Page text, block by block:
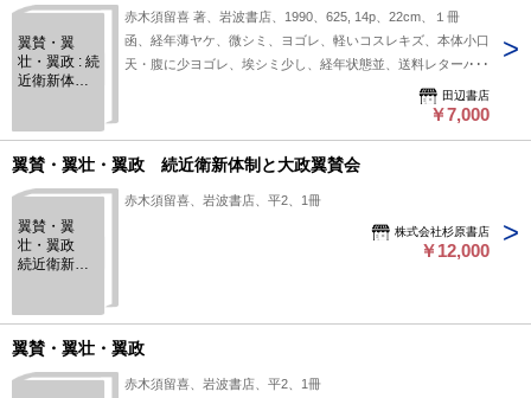
翼賛・翼
壮・翼政 : 続
近衛新体制
赤木須留喜 著、岩波書店、1990、625, 14p、22cm、１冊
函、経年薄ヤケ、微シミ、ヨゴレ、軽いコスレキズ、本体小口
天・腹に少ヨゴレ、埃シミ少し、経年状態並、送料レターパッ
田辺書店
￥7,000
翼賛・翼壮・翼政 続近衛新体制と大政翼賛会
翼賛・翼
壮・翼政
続近衛新体
赤木須留喜、岩波書店、平2、1冊
株式会社杉原書店
￥12,000
翼賛・翼壮・翼政
赤木須留喜、岩波書店、平2、1冊